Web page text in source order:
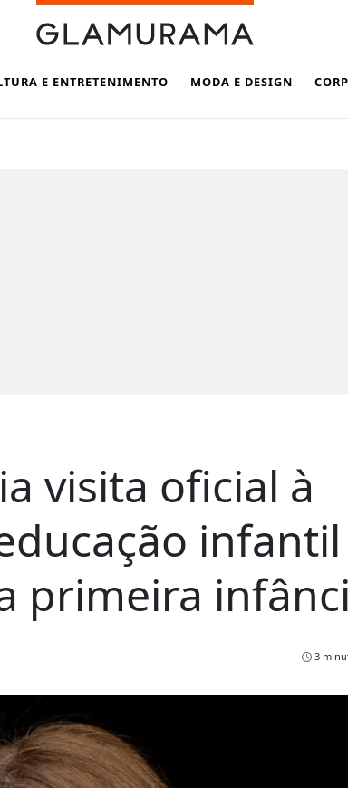
E ENTRETENIMENTO MODA E DESIGN
visita oficial à
infantil
primeira
3